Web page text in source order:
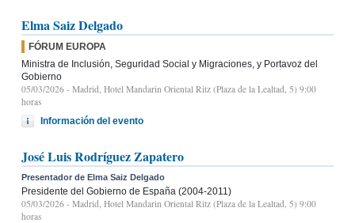
Elma Saiz Delgado
FÓRUM EUROPA
Ministra de Inclusión, Seguridad Social y Migraciones, y Portavoz del
Gobierno
05/03/2026 - Madrid, Hotel Mandarin Oriental Ritz (Plaza de la Lealtad, 5) 9:00
horas
Información del evento
José Luis Rodríguez Zapatero
Presentador de Elma Saiz Delgado
Presidente del Gobierno de España (2004-2011)
05/03/2026 - Madrid, Hotel Mandarin Oriental Ritz (Plaza de la Lealtad, 5) 9:00
horas